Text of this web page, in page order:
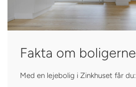
Fakta om boligerne
Med en lejebolig i Zinkhuset får du: